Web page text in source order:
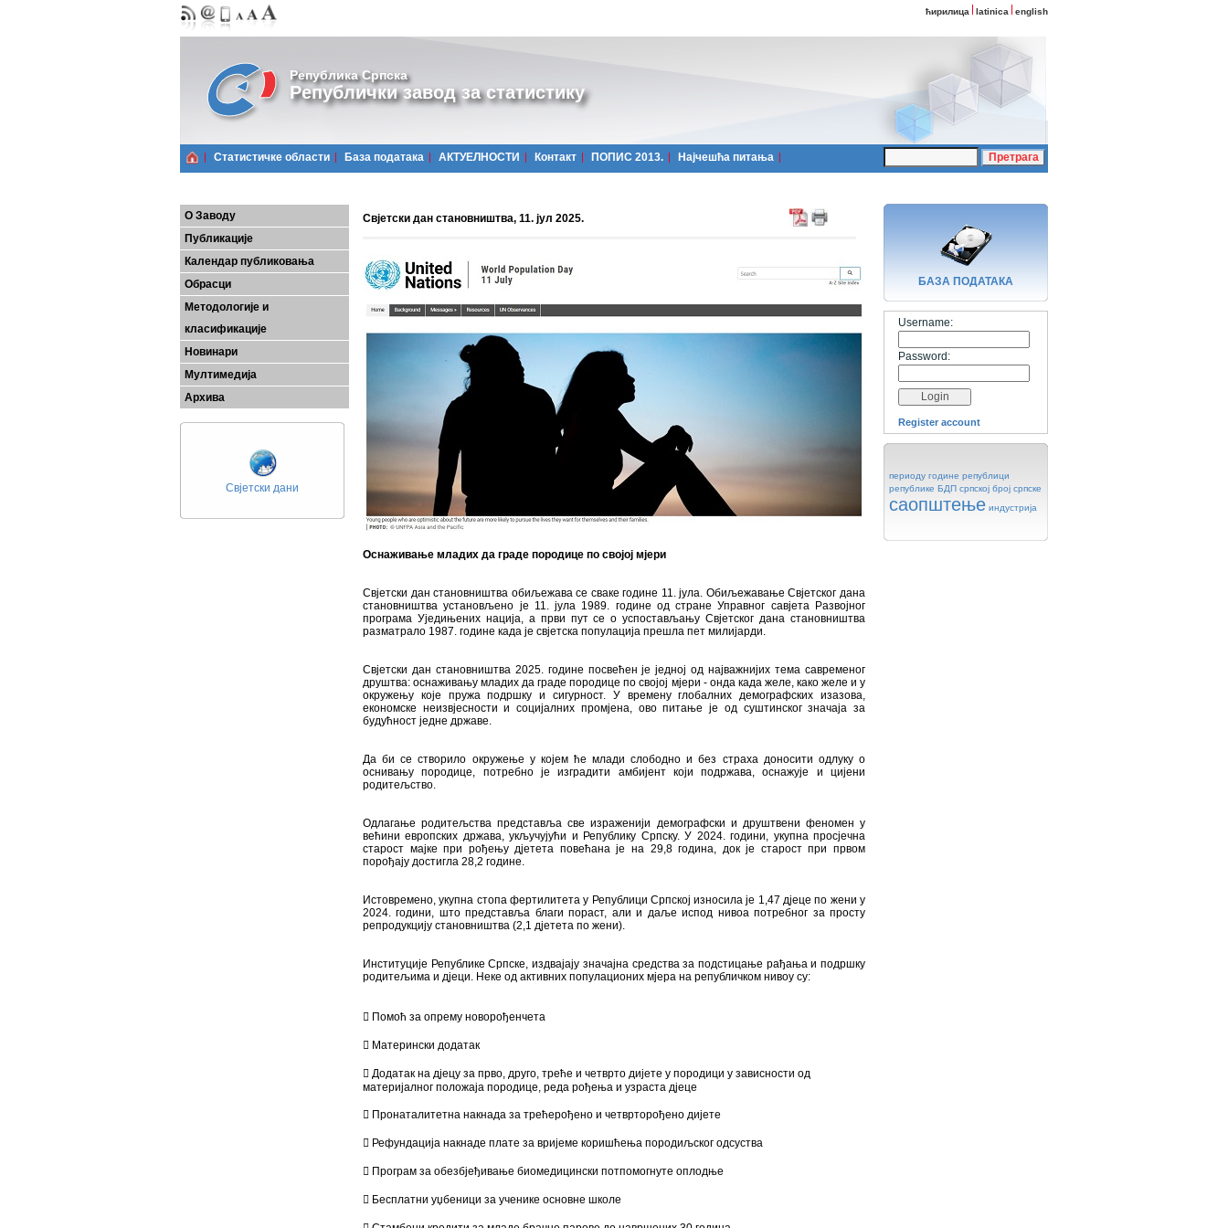
ћирилица latinica english
Република Српска
Републички завод за статистику
Статистичке области Базa података АКТУЕЛНОСТИ Контакт ПОПИС 2013. Најчешћa питања
О Заводу
Публикације
Календар публиковања
Обрасци
Методологије и
класификације
Новинари
Мултимедија
Архива
Свјетски дани
Свјетски дан становништва, 11. јул 2025.
Оснаживање младих да граде породице по својој мјери
Свјетски дан становништва обиљежава се сваке године 11. јула. Обиљежавање Свјетског дана
становништва установљено је 11. јула 1989. године од стране Управног савјета Развојног
програма Уједињених нација, а први пут се о успостављању Свјетског дана становништва
разматрало 1987. године када је свјетска популација прешла пет милијарди.
Свјетски дан становништва 2025. године посвећен је једној од најважнијих тема савременог
друштва: оснаживању младих да граде породице по својој мјери - онда када желе, како желе и у
окружењу које пружа подршку и сигурност. У времену глобалних демографских изазова,
економске неизвјесности и социјалних промјена, ово питање је од суштинског значаја за
будућност једне државе.
Да би се створило окружење у којем ће млади слободно и без страха доносити одлуку о
оснивању породице, потребно је изградити амбијент који подржава, оснажује и цијени
родитељство.
Одлагање родитељства представља све израженији демографски и друштвени феномен у
већини европских држава, укључујући и Републику Српску. У 2024. години, укупна просјечна
старост мајке при рођењу дјетета повећана је на 29,8 година, док је старост при првом
порођају достигла 28,2 године.
Истовремено, укупна стопа фертилитета у Републици Српској износила је 1,47 дјеце по жени у
2024. години, што представља благи пораст, али и даље испод нивоа потребног за просту
репродукцију становништва (2,1 дјетета по жени).
Институције Републике Српске, издвајају значајна средства за подстицање рађања и подршку
родитељима и дјеци. Неке од активних популационих мјера на републичком нивоу су:
 Помоћ за опрему новорођенчета
 Матерински додатак
 Додатак на дјецу за прво, друго, треће и четврто дијете у породици у зависности од
материјалног положаја породице, реда рођења и узраста дјеце
 Пронаталитетна накнада за трећерођено и четврторођено дијете
 Рефундација накнаде плате за вријеме коришћења породиљског одсуства
 Програм за обезбјеђивање биомедицински потпомогнуте оплодње
 Бесплатни уџбеници за ученике основне школе
БАЗA ПОДАТАКА
Username:
Password:
Register account
периоду године републици
републике БДП српској број српске
саопштење индустрија